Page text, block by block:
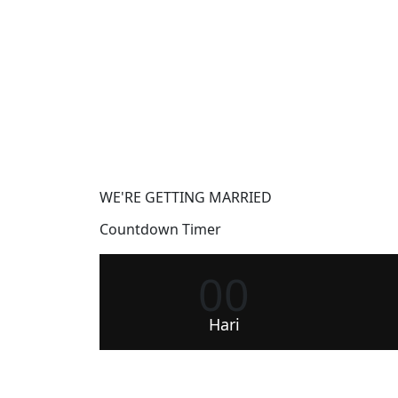
WE'RE GETTING MARRIED
Countdown Timer
00
Hari